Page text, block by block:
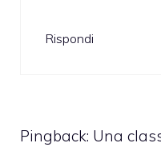
Rispondi
Pingback: Una